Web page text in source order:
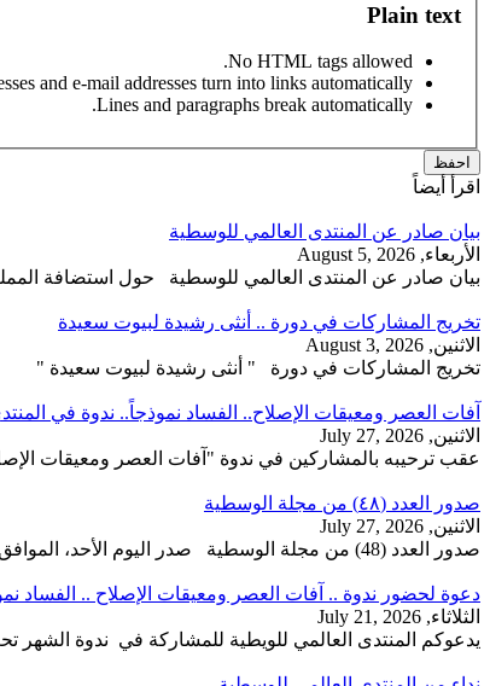
Plain text
No HTML tags allowed.
and e-mail addresses turn into links automatically.
Lines and paragraphs break automatically.
اقرأ أيضاً
بيان صادر عن المنتدى العالمي للوسطية
الأربعاء, August 5, 2026
بيان صادر عن المنتدى العالمي للوسطية حول استضافة
تخريج المشاركات في دورة .. أنثى رشيدة لبيوت سعيدة
الاثنين, August 3, 2026
تخريج المشاركات في دورة " أنثى رشيدة لبيوت سعيدة "
آفات العصر ومعيقات الإصلاح.. الفساد نموذجاً.. ندوة في
الاثنين, July 27, 2026
عقب ترحيبه بالمشاركين في ندوة "آفات العصر ومعيقات
صدور العدد (٤٨) من مجلة الوسطية
الاثنين, July 27, 2026
صدور العدد (48) من مجلة الوسطية صدر اليوم الأحد، الموافق 26/7/2026 عن المنتدى العالمي للوسطية...
دعوة لحضور ندوة .. آفات العصر ومعيقات الإصلاح .. الفساد
الثلاثاء, July 21, 2026
يدعوكم المنتدى العالمي للويطية للمشاركة في ندوة الشهر